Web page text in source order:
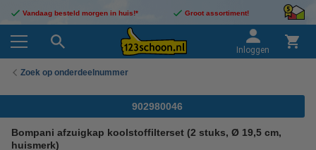
Vandaag besteld morgen in huis!* Groot assortiment!
Inloggen
Zoek op onderdeelnummer
902980046
Bompani afzuigkap koolstoffilterset (2 stuks, Ø 19,5 cm,
huismerk)